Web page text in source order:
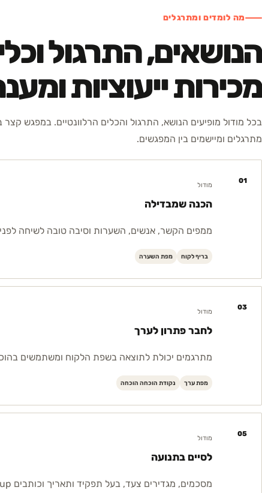
מה לומדים ומתרגלים
הנושאים, התרגול
מכירות ייעוציות
בכל מודול מופיעים הנושא, התרגול והכלים הרלוונטיים. במפגש
מתרגלים ומיישמים בין המפגשים.
01
מודול
הכנה שמבדילה
ממפים הקשר, אנשים, השערות וסיבה טובה לשיחה
בריף לקוח מפת השערה
03
מודול
לחבר פתרון לערך
מתרגמים יכולת לתוצאה בשפת הלקוח ומשתמשים
מפת ערך נקודת הוכחה הוכחה
05
מודול
לסיים בתנועה
מסכמים, מגדירים צעד, בעל תפקיד ותאריך וכותבים Follow-up מדויק.